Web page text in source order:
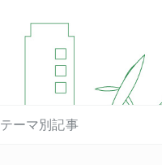
テーマ別記事